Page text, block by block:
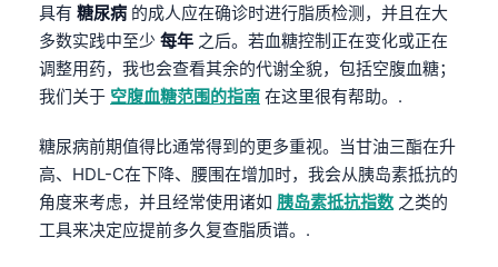
具有 糖尿病 的成人应在确诊时进行脂质检测，并且在大
多数实践中至少 每年 之后。若血糖控制正在变化或正在
调整用药，我也会查看其余的代谢全貌，包括空腹血糖；
我们关于 空腹血糖范围的指南 在这里很有帮助。.
糖尿病前期值得比通常得到的更多重视。当甘油三酯在升
高、HDL-C在下降、腰围在增加时，我会从胰岛素抵抗的
角度来考虑，并且经常使用诸如 胰岛素抵抗指数 之类的
工具来决定应提前多久复查脂质谱。.